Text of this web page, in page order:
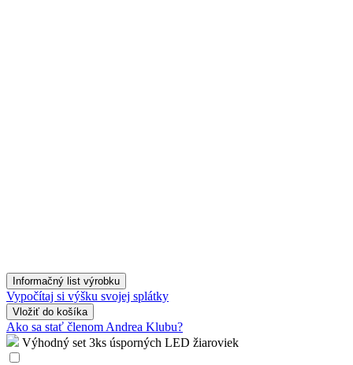
Informačný list výrobku
Vypočítaj si výšku svojej splátky
Vložiť do košíka
Ako sa stať členom Andrea Klubu?
Výhodný set 3ks úsporných LED žiaroviek